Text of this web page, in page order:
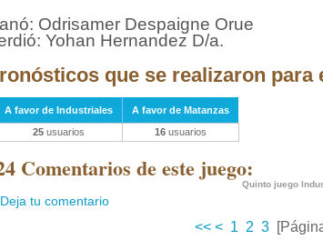
Odrisamer Despaigne Orue
Yohan Hernandez D/a.
que se realizaron para
A favor de Industriales
A favor de Matanzas
25 usuarios 16 usuarios
Comentarios de este juego:
Quinto juego
Deja tu comentario
<< < 1 2 3